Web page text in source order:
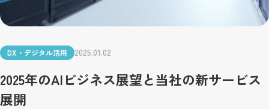
DX・デジタル活用 2025.01.02
2025年のAIビジネス展望と当社の新サービス
展開